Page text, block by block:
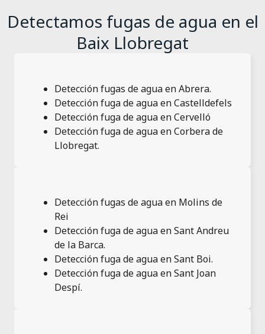
Detectamos fugas de agua en el
Baix Llobregat
Detección fugas de agua en Abrera.
Detección fuga de agua en Castelldefels
Detección fuga de agua en Cervelló
Detección fuga de agua en Corbera de
Llobregat.
Detección fugas de agua en Molins de
Rei
Detección fuga de agua en Sant Andreu
de la Barca.
Detección fuga de agua en Sant Boi.
Detección fuga de agua en Sant Joan
Despí.